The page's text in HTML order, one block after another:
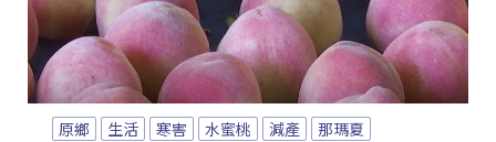
原鄉 生活 寒害 水蜜桃 減產 那瑪夏